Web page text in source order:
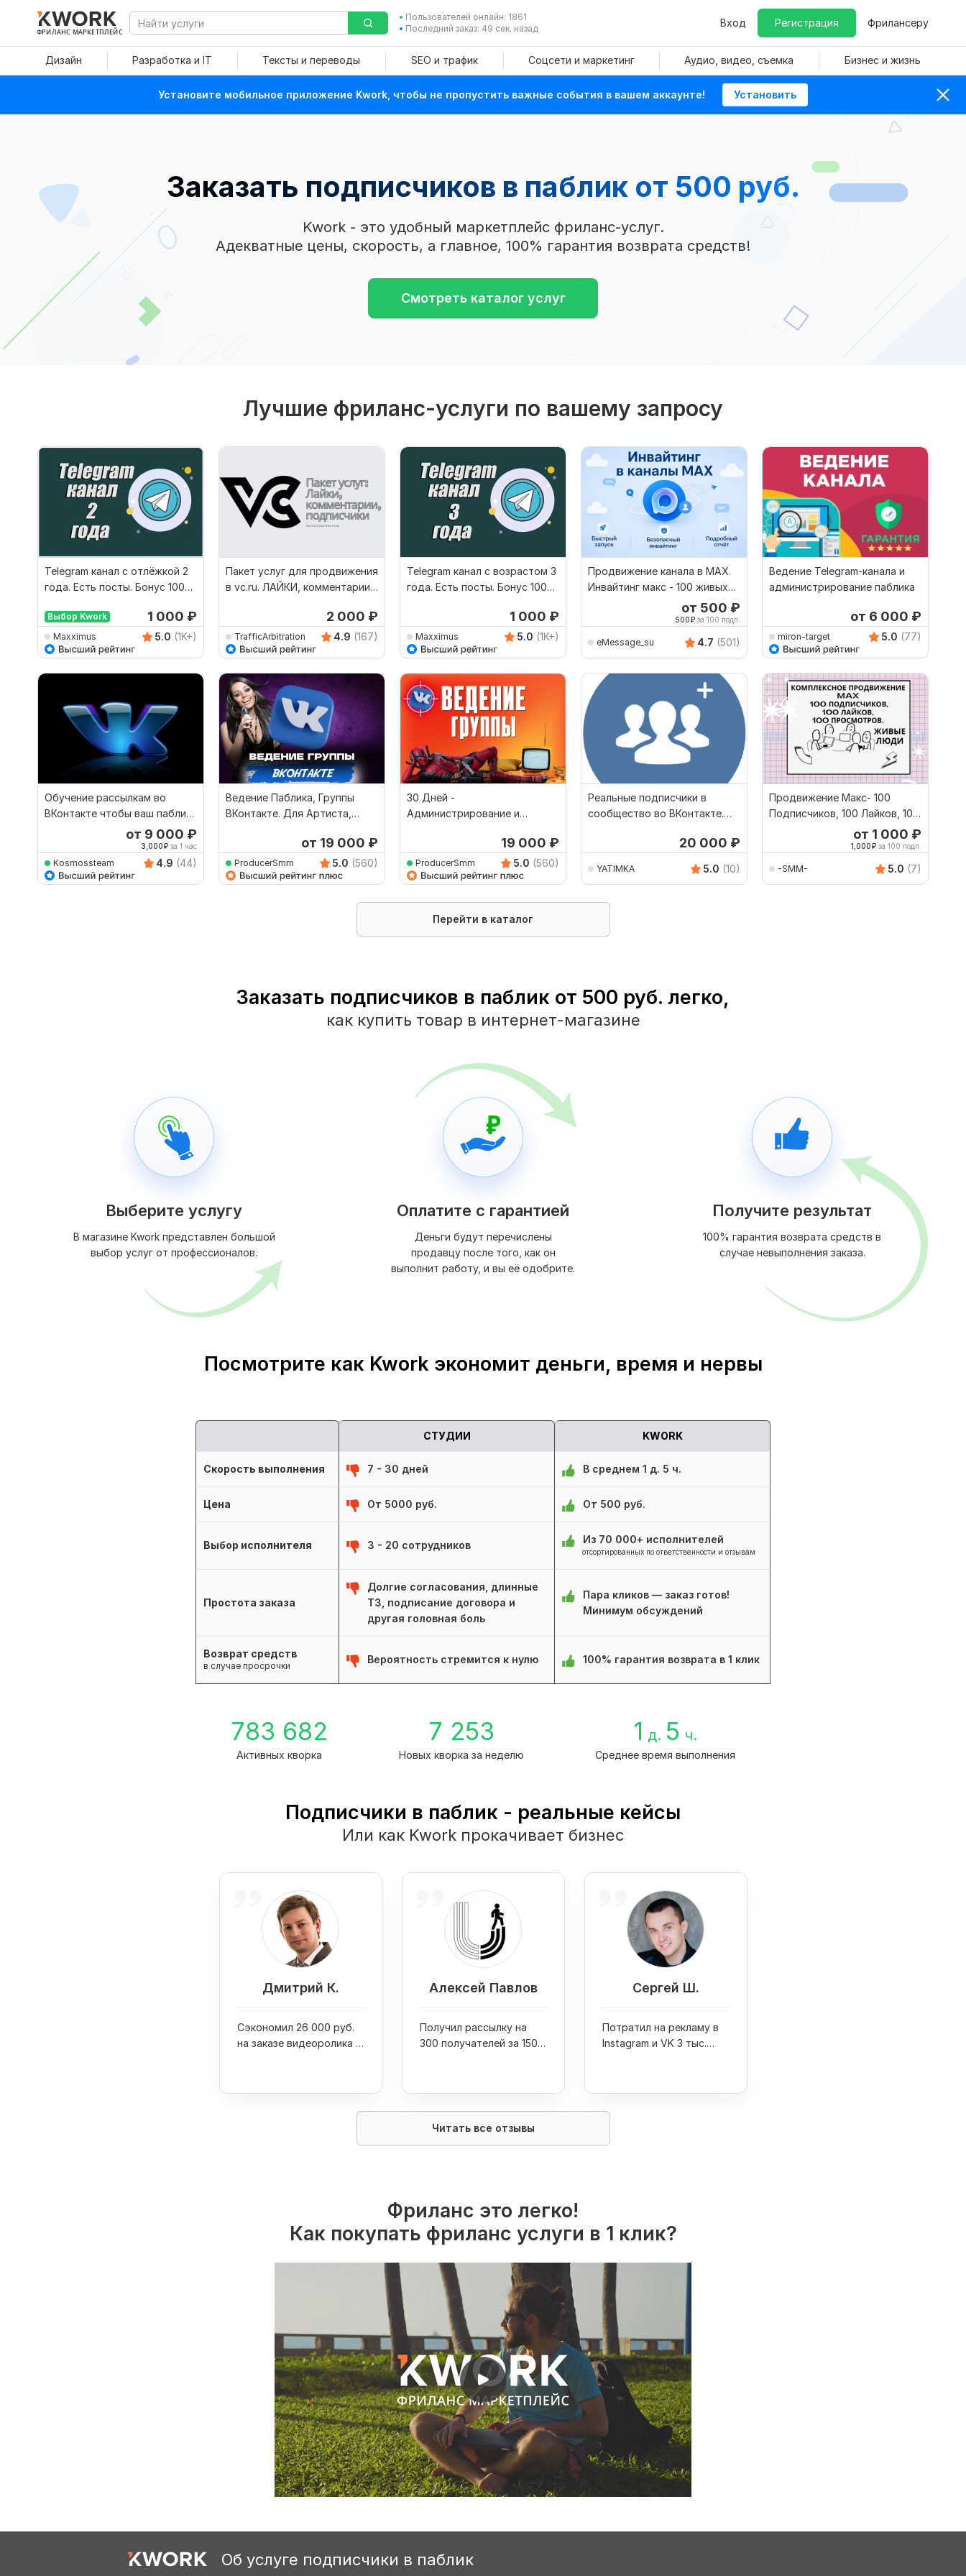
ФРИЛАНС МАРКЕТПЛЕЙС
Пользователей онлайн: 1861
Последний заказ: 49 сек. назад
Вход Регистрация Фрилансеру
Дизайн Разработка и IT Тексты и переводы SEO и трафик Соцсети и маркетинг Аудио, видео, съемка Бизнес и жизнь
Установите мобильное приложение Kwork, чтобы не пропустить важные события в вашем аккаунте! Установить
Заказать подписчиков в паблик от 500 руб.
Kwork - это удобный маркетплейс фриланс-услуг.
Адекватные цены, скорость, а главное, 100% гарантия возврата средств!
Смотреть каталог услуг
Лучшие фриланс-услуги по вашему запросу
Telegram канал с отлёжкой 2
года. Есть посты. Бонус 100
Выбор Kwork 1 000 ₽
Maxximus 5.0 (1K+)
Пакет услуг для продвижения
в vc.ru. ЛАЙКИ, комментарии,
2 000 ₽
TrafficArbitration 4.9 (167)
Telegram канал с возрастом 3
года. Есть посты. Бонус 100
1 000 ₽
Maxximus 5.0 (1K+)
Продвижение канала в MAX.
Инвайтинг макс - 100 живых
от 500 ₽
500₽ за 100 подп.
eMessage_su 4.7 (501)
Ведение Telegram-канала и
администрирование паблика
от 6 000 ₽
miron-target 5.0 (77)
Обучение рассылкам во
ВКонтакте чтобы ваш паблик
не терялся в лентеот 9 000 ₽
3,000₽ за 1 час
Kosmossteam 4.9 (44)
Ведение Паблика, Группы
ВКонтакте. Для Артиста,
от 19 000 ₽
ProducerSmm 5.0 (560)
30 Дней -
Администрирование и
19 000 ₽
ProducerSmm 5.0 (560)
Реальные подписчики в
сообщество во ВКонтакте.
20 000 ₽
YATIMKA 5.0 (10)
Продвижение Макс- 100
Подписчиков, 100 Лайков, 100
от 1 000 ₽
1,000₽ за 100 подп.
-SMM- 5.0 (7)
Перейти в каталог
Заказать подписчиков в паблик от 500 руб. легко,
как купить товар в интернет-магазине
Выберите услугу
В магазине Kwork представлен большой
выбор услуг от профессионалов.
Оплатите с гарантией
Деньги будут перечислены
продавцу после того, как он
выполнит работу, и вы её одобрите.
Получите результат
100% гарантия возврата средств в
случае невыполнения заказа.
Посмотрите как Kwork экономит деньги, время и нервы
СТУДИИ KWORK
Скорость выполнения 7 - 30 дней В среднем 1 д. 5 ч.
Цена От 5000 руб. От 500 руб.
Выбор исполнителя 3 - 20 сотрудников Из 70 000+ исполнителей
отсортированных по ответственности и отзывам
Простота заказа
Долгие согласования, длинные
ТЗ, подписание договора и
другая головная боль
Пара кликов — заказ готов!
Минимум обсуждений
Возврат средств
в случае просрочки
Вероятность стремится к нулю 100% гарантия возврата в 1 клик
783 682
Активных кворка
7 253
Новых кворка за неделю
1 д. 5 ч.
Среднее время выполнения
Подписчики в паблик - реальные кейсы
Или как Kwork прокачивает бизнес
Дмитрий К.
Сэкономил 26 000 руб.
на заказе видеоролика и
Алексей Павлов
Получил рассылку на
300 получателей за 1500
Сергей Ш.
Потратил на рекламу в
Instagram и VK 3 тыс.
Читать все отзывы
Фриланс это легко!
Как покупать фриланс услуги в 1 клик?
Об услуге подписчики в паблик